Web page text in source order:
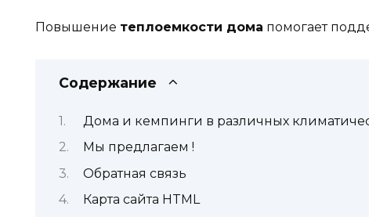
Повышение теплоемкости дома помогает
Содержание
Дома и кемпинги в различных
Мы предлагаем !
Обратная связь
Карта сайта HTML